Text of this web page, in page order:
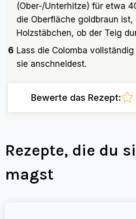
(Ober-/Unterhitze) für etwa
die Oberfläche goldbraun
Holzstäbchen, ob der Teig
6 Lass die Colomba
sie anschneidest.
Bewerte das Rezept:
Rezepte, die du
magst